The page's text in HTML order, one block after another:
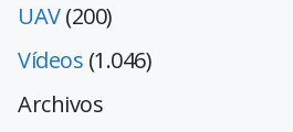
UAV(200)
Vídeos (1.046)
Archivos